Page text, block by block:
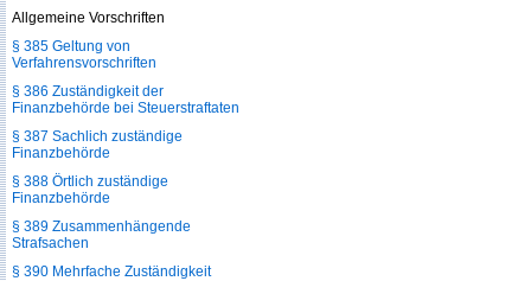
Allgemeine Vorschriften
§ 385 Geltung von
Verfahrensvorschriften
§ 386 Zuständigkeit der
Finanzbehörde bei Steuerstraftaten
§ 387 Sachlich zuständige
Finanzbehörde
§ 388 Örtlich zuständige
Finanzbehörde
§ 389 Zusammenhängende
Strafsachen
§ 390 Mehrfache Zuständigkeit